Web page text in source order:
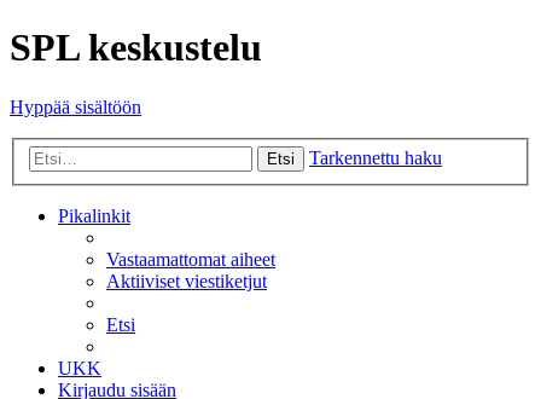
SPL keskustelu
Hyppää sisältöön
Etsi Tarkennettu haku
Pikalinkit
Vastaamattomat aiheet
Aktiiviset viestiketjut
Etsi
UKK
Kirjaudu sisään